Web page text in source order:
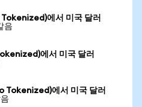
에서 미국 달러
음
에서 미국 달러
에서 미국 달러